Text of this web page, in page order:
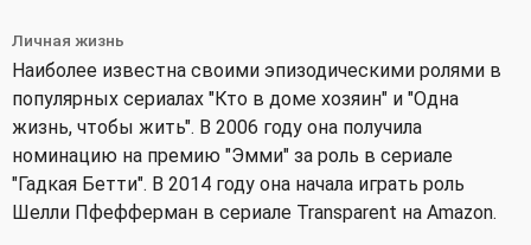
Личная жизнь
Наиболее известна своими эпизодическими ролями в
популярных сериалах "Кто в доме хозяин" и "Одна
жизнь, чтобы жить". В 2006 году она получила
номинацию на премию "Эмми" за роль в сериале
"Гадкая Бетти". В 2014 году она начала играть роль
Шелли Пфефферман в сериале Transparent на Amazon.